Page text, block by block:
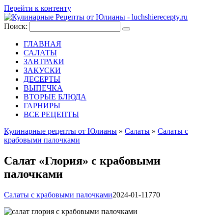
Перейти к контенту
Поиск:
ГЛАВНАЯ
САЛАТЫ
ЗАВТРАКИ
ЗАКУСКИ
ДЕСЕРТЫ
ВЫПЕЧКА
ВТОРЫЕ БЛЮДА
ГАРНИРЫ
ВСЕ РЕЦЕПТЫ
Кулинарные рецепты от Юлианы » Салаты » Салаты с
крабовыми палочками
Салат «Глория» с крабовыми
палочками
Салаты с крабовыми палочками2024-01-11 770